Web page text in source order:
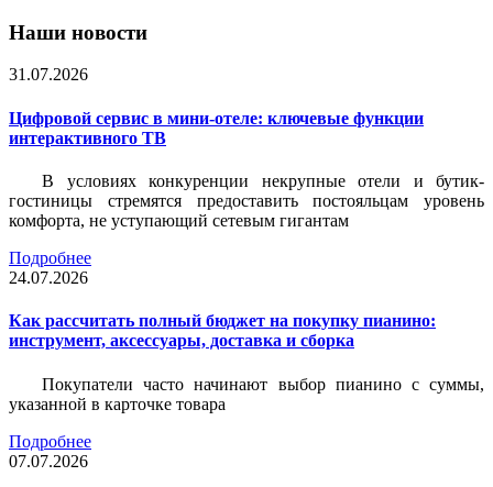
Наши новости
31.07.2026
Цифровой сервис в мини-отеле: ключевые функции
интерактивного ТВ
В условиях конкуренции некрупные отели и бутик-
гостиницы стремятся предоставить постояльцам уровень
комфорта, не уступающий сетевым гигантам
Подробнее
24.07.2026
Как рассчитать полный бюджет на покупку пианино:
инструмент, аксессуары, доставка и сборка
Покупатели часто начинают выбор пианино с суммы,
указанной в карточке товара
Подробнее
07.07.2026